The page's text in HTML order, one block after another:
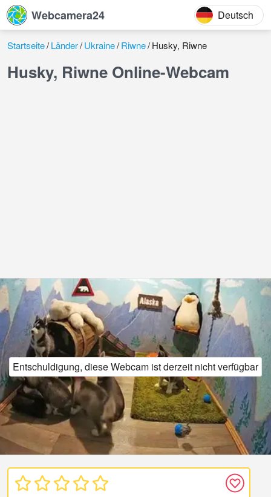
Webcamera24 Deutsch
Startseite Länder Ukraine Riwne Husky, Riwne
Husky, Riwne Online-Webcam
Entschuldigung, diese Webcam ist derzeit nicht verfügbar